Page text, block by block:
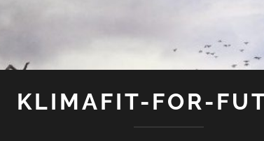
KLIMAFIT-FOR-